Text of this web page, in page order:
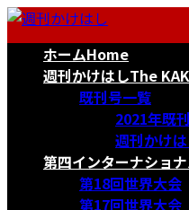
コ
ナ
ホームHome
週刊かけはしThe
既刊号一覧
2021年既
週刊かけ
第四インターナショ
第18回世界大会
第17回世界大会